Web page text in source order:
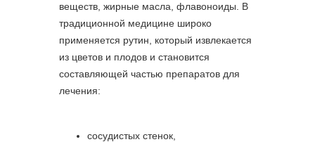
веществ, жирные масла, флавоноиды. В
традиционной медицине широко
применяется рутин, который извлекается
из цветов и плодов и становится
составляющей частью препаратов для
лечения:
сосудистых стенок,